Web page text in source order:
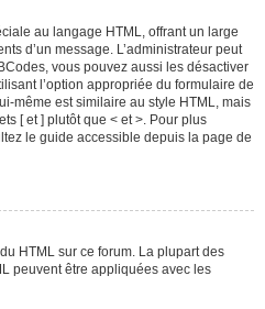
au langage HTML, offrant un large
d’un message. L’administrateur peut
vous pouvez aussi les désactiver
l’option appropriée du formulaire de
même est similaire au style HTML, mais
[ et ] plutôt que < et >. Pour plus
le guide accessible depuis la page de
HTML sur ce forum. La plupart des
peuvent être appliquées avec les